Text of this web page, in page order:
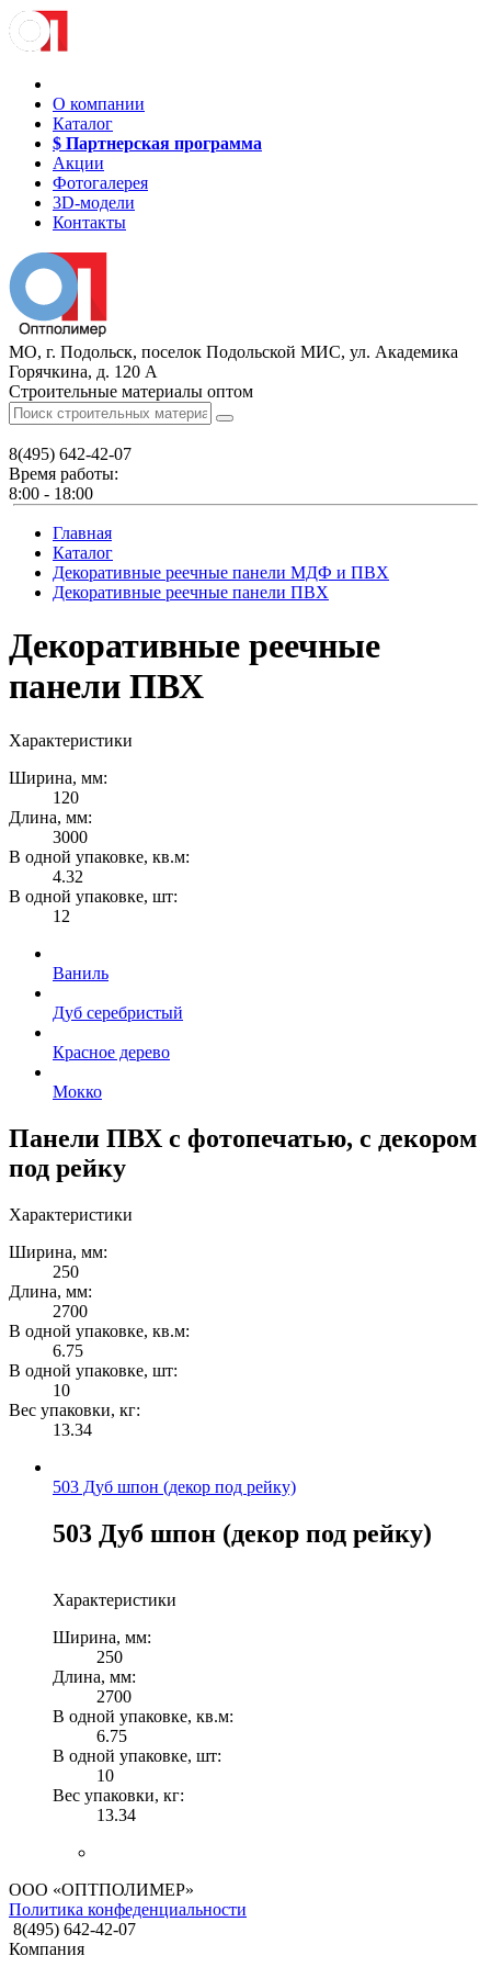
О компании
Каталог
$ Партнерская программа
Акции
Фотогалерея
3D-модели
Контакты
МО, г. Подольск, поселок Подольской МИС, ул. Академика
Горячкина, д. 120 А
Строительные материалы оптом
8(495) 642-42-07
Время работы:
8:00 - 18:00
Главная
Каталог
Декоративные реечные панели МДФ и ПВХ
Декоративные реечные панели ПВХ
Декоративные реечные
панели ПВХ
Характеристики
Ширина, мм:
120
Длина, мм:
3000
В одной упаковке, кв.м:
4.32
В одной упаковке, шт:
12
Ваниль
Дуб серебристый
Красное дерево
Мокко
Панели ПВХ с фотопечатью, с декором
под рейку
Характеристики
Ширина, мм:
250
Длина, мм:
2700
В одной упаковке, кв.м:
6.75
В одной упаковке, шт:
10
Вес упаковки, кг:
13.34
503 Дуб шпон (декор под рейку)
503 Дуб шпон (декор под рейку)
Характеристики
Ширина, мм:
250
Длина, мм:
2700
В одной упаковке, кв.м:
6.75
В одной упаковке, шт:
10
Вес упаковки, кг:
13.34
ООО «ОПТПОЛИМЕР»
Политика конфеденциальности
8(495) 642-42-07
Компания